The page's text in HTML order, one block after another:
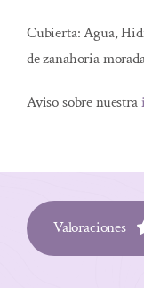
Cubierta: Agua,
de zanahoria
Aviso sobre nuestra
Valoraciones